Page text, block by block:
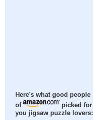
Here's what good people
of
picked for
you jigsaw puzzle lovers: